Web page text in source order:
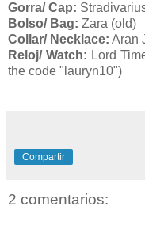
Gorra/ Cap:
Bolso/ Bag: Zara (old)
Collar/ Necklace: Aran
Reloj/ Watch: Lord
the code "lauryn10")
Compartir
2 comentarios: